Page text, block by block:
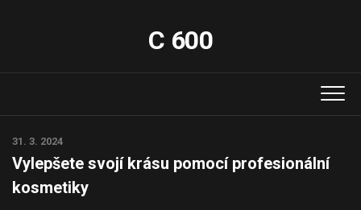
C 600
31. 3. 2024
Vylepšete svojí krásu pomocí profesionální
kosmetiky